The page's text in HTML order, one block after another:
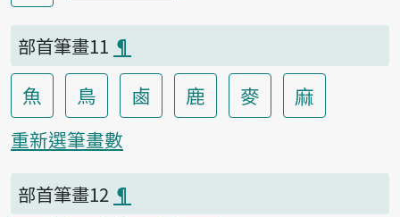
部首筆畫11 ¶
魚 鳥 鹵 鹿 麥 麻
重新選筆畫數
部首筆畫12 ¶